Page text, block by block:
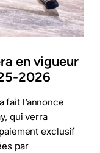
en vigueur
2026
fait l’annonce
qui verra
exclusif
par